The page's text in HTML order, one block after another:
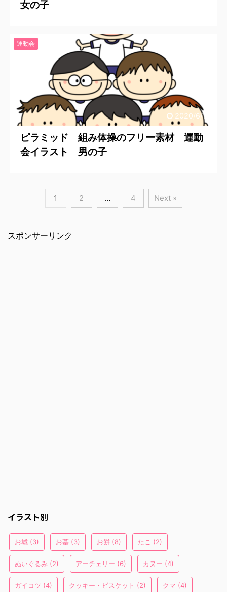
女の子
2020/6/19
運動会
ピラミッド 組み体操のフリー素材 運動
会イラスト 男の子
1 2 … 4 Next »
スポンサーリンク
イラスト別
お城 (3) お墓 (3) お餅 (8) たこ (2)
ぬいぐるみ (2) アーチェリー (6) カヌー (4)
ガイコツ (4) クッキー・ビスケット (2) クマ (4)